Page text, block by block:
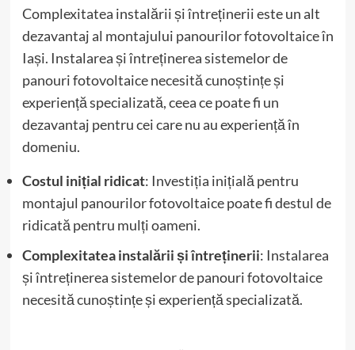
Complexitatea instalării și întreținerii este un alt
dezavantaj al montajului panourilor fotovoltaice în
Iași. Instalarea și întreținerea sistemelor de
panouri fotovoltaice necesită cunoștințe și
experiență specializată, ceea ce poate fi un
dezavantaj pentru cei care nu au experiență în
domeniu.
Costul inițial ridicat: Investiția inițială pentru
montajul panourilor fotovoltaice poate fi destul de
ridicată pentru mulți oameni.
Complexitatea instalării și întreținerii: Instalarea
și întreținerea sistemelor de panouri fotovoltaice
necesită cunoștințe și experiență specializată.